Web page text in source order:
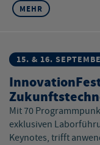
MEHR
15. & 16.
Mit 70
exklusiven
Keynotes, trifft